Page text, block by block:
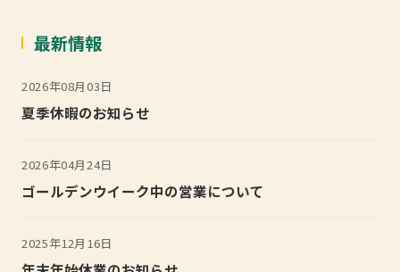
最新情報
2026年08月03日
夏季休暇のお知らせ
2026年04月24日
ゴールデンウイーク中の営業について
2025年12月16日